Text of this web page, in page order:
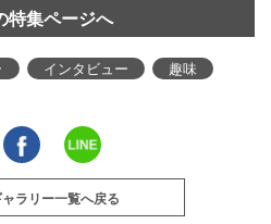
特集ページへ
インタビュー
趣味
ラリー一覧へ戻る